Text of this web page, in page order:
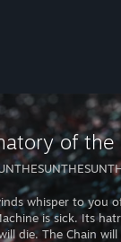
of the
whisper to you
is sick. Its
die. The Chain will